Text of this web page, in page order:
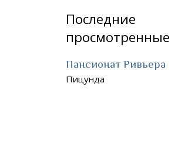
Последние
просмотренные
Пансионат Ривьера
Пицунда